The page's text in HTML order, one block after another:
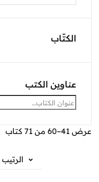
عرض 41–60 من 71 كتاب
الكتّاب
عناوين الكتب